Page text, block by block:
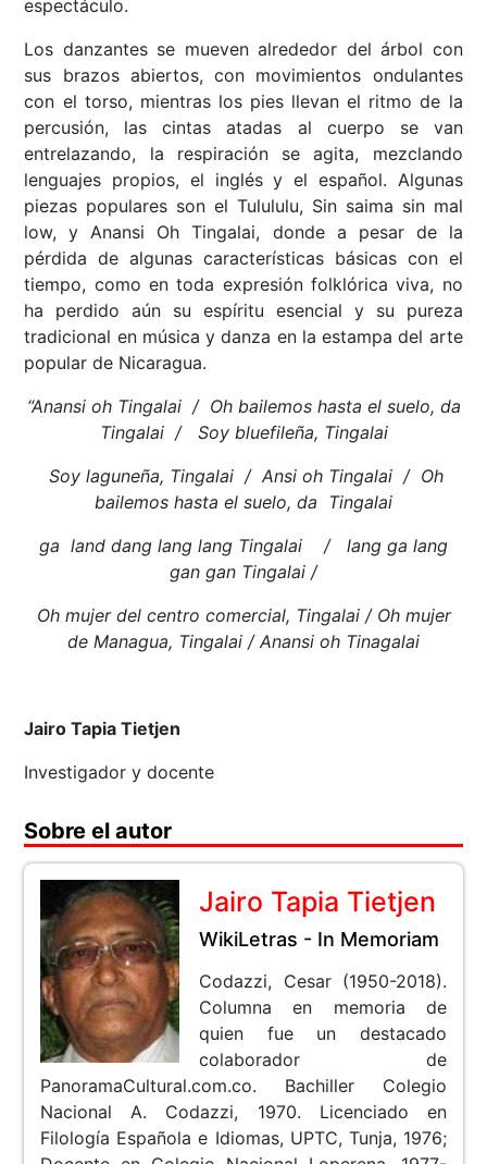
espectáculo.
Los danzantes se mueven alrededor del árbol con
sus brazos abiertos, con movimientos ondulantes
con el torso, mientras los pies llevan el ritmo de la
percusión, las cintas atadas al cuerpo se van
entrelazando, la respiración se agita, mezclando
lenguajes propios, el inglés y el español. Algunas
piezas populares son el Tulululu, Sin saima sin mal
low, y Anansi Oh Tingalai, donde a pesar de la
pérdida de algunas características básicas con el
tiempo, como en toda expresión folklórica viva, no
ha perdido aún su espíritu esencial y su pureza
tradicional en música y danza en la estampa del arte
popular de Nicaragua.
“Anansi oh Tingalai / Oh bailemos hasta el suelo, da
Tingalai / Soy bluefileña, Tingalai
Soy laguneña, Tingalai / Ansi oh Tingalai / Oh
bailemos hasta el suelo, da Tingalai
ga land dang lang lang Tingalai / lang ga lang
gan gan Tingalai /
Oh mujer del centro comercial, Tingalai / Oh mujer
de Managua, Tingalai / Anansi oh Tinagalai
Jairo Tapia Tietjen
Investigador y docente
Sobre el autor
Jairo Tapia Tietjen
WikiLetras - In Memoriam
Codazzi, Cesar (1950-2018).
Columna en memoria de
quien fue un destacado
colaborador de
PanoramaCultural.com.co. Bachiller Colegio
Nacional A. Codazzi, 1970. Licenciado en
Filología Española e Idiomas, UPTC, Tunja, 1976;